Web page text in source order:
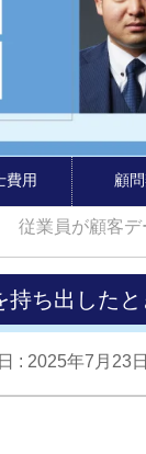
費用 顧
従業員が顧客
ち出した
: 2025年7月23日